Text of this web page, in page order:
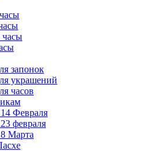
часы
запонок
украшений
часов
Февраля
февраля
Марта